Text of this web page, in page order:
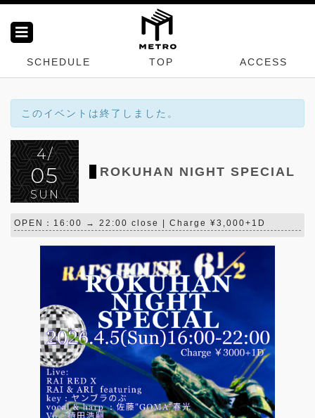
SCHEDULE TOP ACCESS
このイベントは終了しました。
4/
05
SUN
ROKUHAN NIGHT SPECIAL
OPEN：16:00 → 22:00 close | Charge ¥3,000+1D